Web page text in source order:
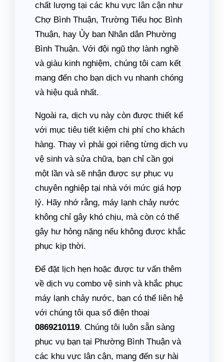
chất lượng tại các khu vực lân cận như
Chợ Bình Thuận, Trường Tiểu học Bình
Thuận, hay Ủy ban Nhân dân Phường
Bình Thuận. Với đội ngũ thợ lành nghề
và giàu kinh nghiệm, chúng tôi cam kết
mang đến cho bạn dịch vụ nhanh chóng
và hiệu quả nhất.
Ngoài ra, dịch vụ này còn được thiết kế
với mục tiêu tiết kiệm chi phí cho khách
hàng. Thay vì phải gọi riêng từng dịch vụ
vệ sinh và sửa chữa, bạn chỉ cần gọi
một lần và sẽ nhận được sự phục vụ
chuyên nghiệp tại nhà với mức giá hợp
lý. Hãy nhớ rằng, máy lạnh chảy nước
không chỉ gây khó chịu, mà còn có thể
gây hư hỏng nặng nếu không được khắc
phục kịp thời.
Để đặt lịch hẹn hoặc được tư vấn thêm
về dịch vụ combo vệ sinh và khắc phục
máy lạnh chảy nước, bạn có thể liên hệ
với chúng tôi qua số điện thoại
0869210119. Chúng tôi luôn sẵn sàng
phục vụ bạn tại Phường Bình Thuận và
các khu vực lân cận, mang đến sự hài